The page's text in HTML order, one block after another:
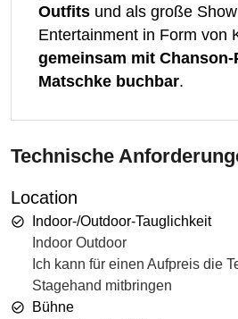
Outfits und als große
Entertainment in Form von
gemeinsam mit
Matschke buchbar.
Technische
Location
Indoor-/Outdoor-Tauglichkeit
Indoor Outdoor
Ich kann für einen Aufpreis die
Stagehand mitbringen
Bühne